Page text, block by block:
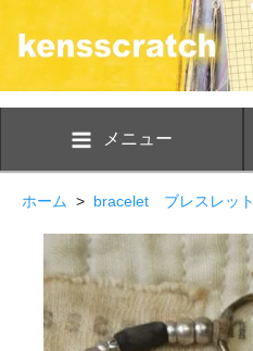
メニュー
ホーム > bracelet ブレスレット